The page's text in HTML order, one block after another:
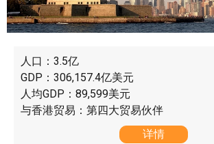
人口：3.5亿
GDP：306,157.4亿美元
人均GDP：89,599美元
与香港贸易：第四大贸易伙伴
详情